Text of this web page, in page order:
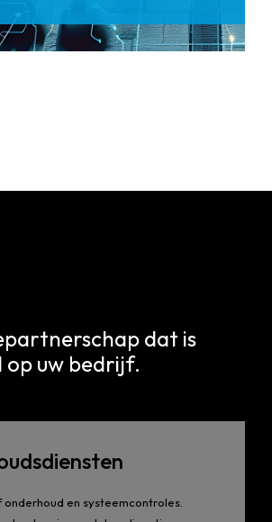
dat is
uw bedrijf.
en systeemcontroles.